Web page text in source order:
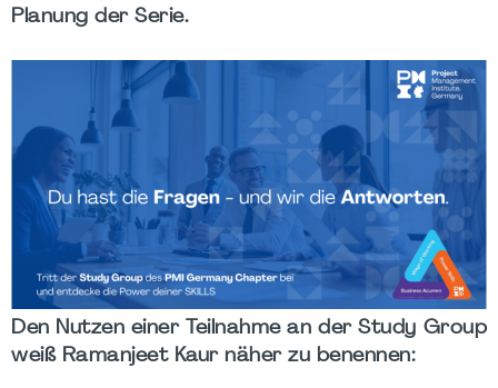
Planung der Serie.
Den Nutzen einer Teilnahme an der Study Group
weiß Ramanjeet Kaur näher zu benennen: